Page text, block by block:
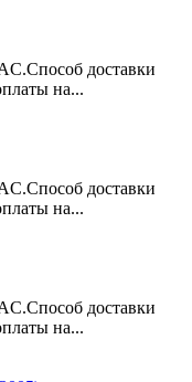
доставки
на...
доставки
на...
доставки
на...